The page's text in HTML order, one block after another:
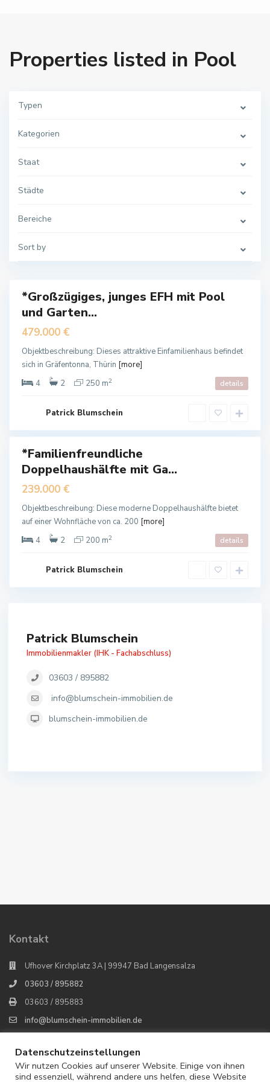
Properties listed in Pool
Typen
Kategorien
Staat
Städte
Bereiche
Sort by
G
f
e
o
n
*Großzügiges, junges EFH mit Pool
und Garten...
479.000 €
Objektbeschreibung: Dieses attraktive Einfamilienhaus befindet
sich in Gräfentonna, Thürin [more]
4
2 250 m2 details
Patrick Blumschein
G
r
n
*Familienfreundliche
Doppelhaushälfte mit Ga...
239.000 €
Objektbeschreibung: Diese moderne Doppelhaushälfte bietet
auf einer Wohnfläche von ca. 200 [more]
4
2 200 m2 details
Patrick Blumschein
Patrick Blumschein
Immobilienmakler (IHK - Fachabschluss)
03603 / 895882
info@blumschein-immobilien.de
blumschein-immobilien.de
Kontakt
Ufhover Kirchplatz 3A | 99947 Bad Langensalza
03603 / 895882
03603 / 895883
info@blumschein-immobilien.de
Datenschutzeinstellungen
Wir nutzen Cookies auf unserer Website. Einige von ihnen
sind essenziell, während andere uns helfen, diese Website